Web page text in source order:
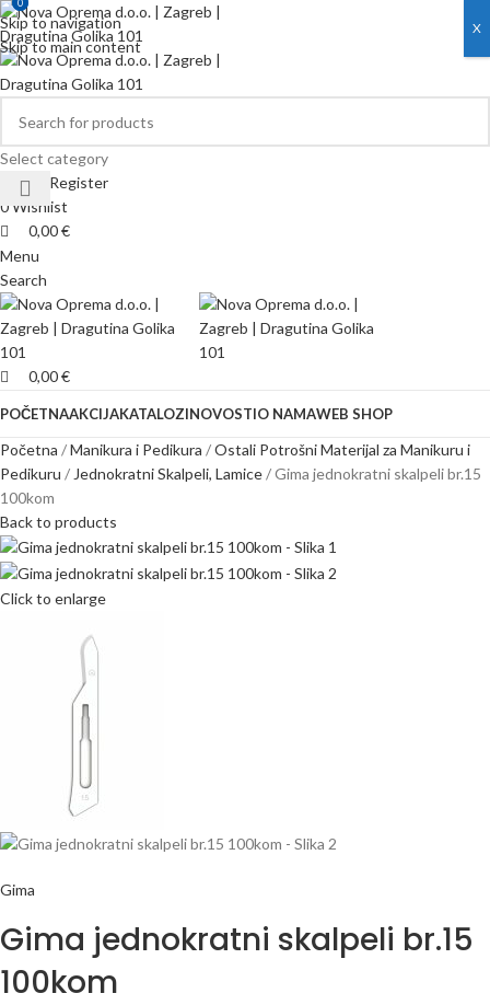
Skip to navigation
Skip to main content
Select category
Login / Register
0 Wishlist
0
0,00€
Menu
Search
0
0,00€
POČETNAAKCIJAKATALOZINOVOSTIO NAMAWEB SHOP
Početna Manikura i Pedikura
Ostali Potrošni Materijal za Manikuru i
Pedikuru
Jednokratni Skalpeli, Lamice
Gima jednokratni skalpeli br.15
100kom
Back to products
Click to enlarge
Gima
Gima jednokratni skalpeli br.15
100kom
X